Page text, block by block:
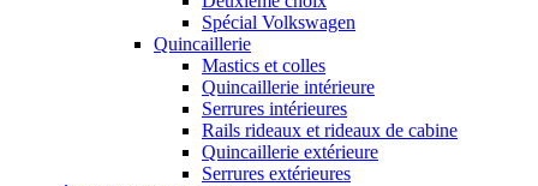
Spécial Volkswagen
Quincaillerie
Mastics et colles
Quincaillerie intérieure
Serrures intérieures
Rails rideaux et rideaux de cabine
Quincaillerie extérieure
Serrures extérieures